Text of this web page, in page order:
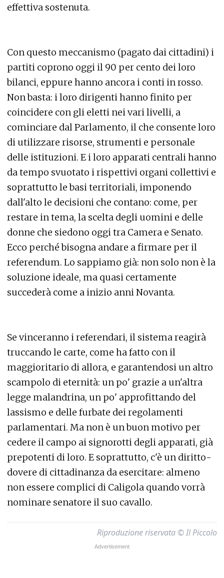
effettiva sostenuta.
Con questo meccanismo (pagato dai cittadini) i
partiti coprono oggi il 90 per cento dei loro
bilanci, eppure hanno ancora i conti in rosso.
Non basta: i loro dirigenti hanno finito per
coincidere con gli eletti nei vari livelli, a
cominciare dal Parlamento, il che consente loro
di utilizzare risorse, strumenti e personale
delle istituzioni. E i loro apparati centrali hanno
da tempo svuotato i rispettivi organi collettivi e
soprattutto le basi territoriali, imponendo
dall'alto le decisioni che contano: come, per
restare in tema, la scelta degli uomini e delle
donne che siedono oggi tra Camera e Senato.
Ecco perché bisogna andare a firmare per il
referendum. Lo sappiamo già: non solo non è la
soluzione ideale, ma quasi certamente
succederà come a inizio anni Novanta.
Se vinceranno i referendari, il sistema reagirà
truccando le carte, come ha fatto con il
maggioritario di allora, e garantendosi un altro
scampolo di eternità: un po' grazie a un'altra
legge malandrina, un po' approfittando del
lassismo e delle furbate dei regolamenti
parlamentari. Ma non è un buon motivo per
cedere il campo ai signorotti degli apparati, già
prepotenti di loro. E soprattutto, c'è un diritto-
dovere di cittadinanza da esercitare: almeno
non essere complici di Caligola quando vorrà
nominare senatore il suo cavallo.
Riproduzione riservata © Il Piccolo